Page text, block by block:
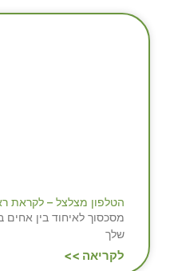
הטלפון מצלצל – לקראת
מסכסוך לאיחוד בין אחים
שלך
לקריאה >>